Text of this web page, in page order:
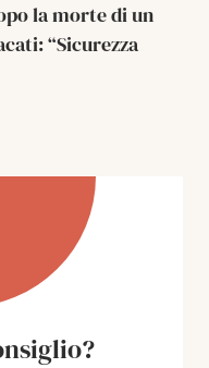
la morte di un
“Sicurezza